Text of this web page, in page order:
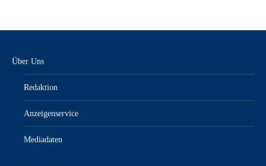
Über Uns
Redaktion
Anzeigenservice
Mediadaten